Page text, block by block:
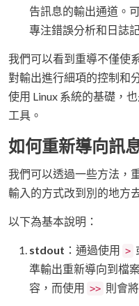
告訊息的輸出通道。
專注錯誤分析和日誌
我們可以看到重導不僅使
對輸出進行細項的控制和
使用 Linux 系統的基礎，
工具。
如何重新導向訊
我們可以透過一些方法，
輸入的方式改到別的地方
以下為基本說明：
stdout ：通過使用 >
準輸出重新導向到檔
容，而使用
>> 則會